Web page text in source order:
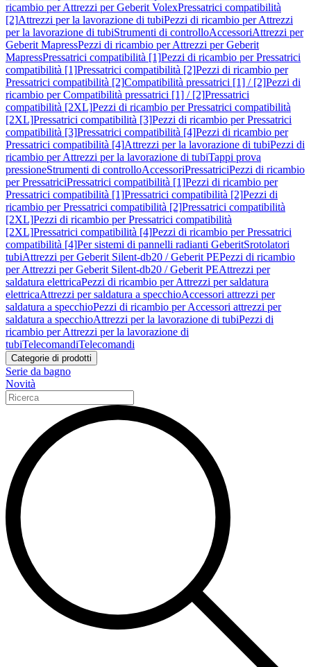
ricambio per Attrezzi per Geberit VolexPressatrici compatibilità
[2]Attrezzi per la lavorazione di tubiPezzi di ricambio per Attrezzi
per la lavorazione di tubiStrumenti di controlloAccessoriAttrezzi per
Geberit MapressPezzi di ricambio per Attrezzi per Geberit
MapressPressatrici compatibilità [1]Pezzi di ricambio per Pressatrici
compatibilità [1]Pressatrici compatibilità [2]Pezzi di ricambio per
Pressatrici compatibilità [2]Compatibilità pressatrici [1] / [2]Pezzi di
ricambio per Compatibilità pressatrici [1] / [2]Pressatrici
compatibilità [2XL]Pezzi di ricambio per Pressatrici compatibilità
[2XL]Pressatrici compatibilità [3]Pezzi di ricambio per Pressatrici
compatibilità [3]Pressatrici compatibilità [4]Pezzi di ricambio per
Pressatrici compatibilità [4]Attrezzi per la lavorazione di tubiPezzi di
ricambio per Attrezzi per la lavorazione di tubiTappi prova
pressioneStrumenti di controlloAccessoriPressatriciPezzi di ricambio
per PressatriciPressatrici compatibilità [1]Pezzi di ricambio per
Pressatrici compatibilità [1]Pressatrici compatibilità [2]Pezzi di
ricambio per Pressatrici compatibilità [2]Pressatrici compatibilità
[2XL]Pezzi di ricambio per Pressatrici compatibilità
[2XL]Pressatrici compatibilità [4]Pezzi di ricambio per Pressatrici
compatibilità [4]Per sistemi di pannelli radianti GeberitSrotolatori
tubiAttrezzi per Geberit Silent-db20 / Geberit PEPezzi di ricambio
per Attrezzi per Geberit Silent-db20 / Geberit PEAttrezzi per
saldatura elettricaPezzi di ricambio per Attrezzi per saldatura
elettricaAttrezzi per saldatura a specchioAccessori attrezzi per
saldatura a specchioPezzi di ricambio per Accessori attrezzi per
saldatura a specchioAttrezzi per la lavorazione di tubiPezzi di
ricambio per Attrezzi per la lavorazione di
tubiTelecomandiTelecomandi
Categorie di prodotti
Serie da bagno
Novità